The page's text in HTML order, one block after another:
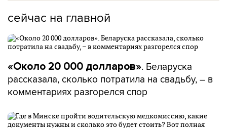
сейчас на главной
«Около 20 000 долларов». Беларуска
рассказала, сколько потратила на свадьбу, – в
комментариях разгорелся спор